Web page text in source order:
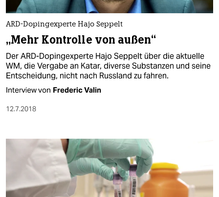
nord
wahrheit
verlag
verlag
veranstaltungen
fragen & hilfe
unterstützen
abo
ARD-Dopingexperte Hajo Seppelt
„Mehr Kontrolle von außen“
Der ARD-Dopingexperte Hajo Seppelt über die aktuelle
WM, die Vergabe an Katar, diverse Substanzen und seine
Entscheidung, nicht nach Russland zu fahren.
Interview von Frederic Valin
12.7.2018